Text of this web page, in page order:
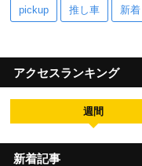
pickup 推し車 新着
アクセスランキング
週間
新着記事